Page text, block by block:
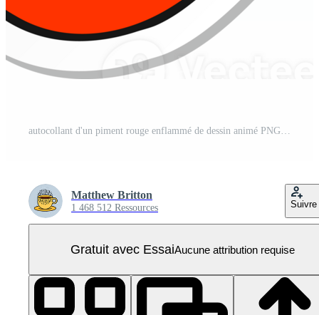
autocollant d'un piment rouge enflammé de dessin animé PNG Pro
Matthew Britton
1 468 512 Ressources Suivre
Gratuit avec EssaiAucune attribution requise